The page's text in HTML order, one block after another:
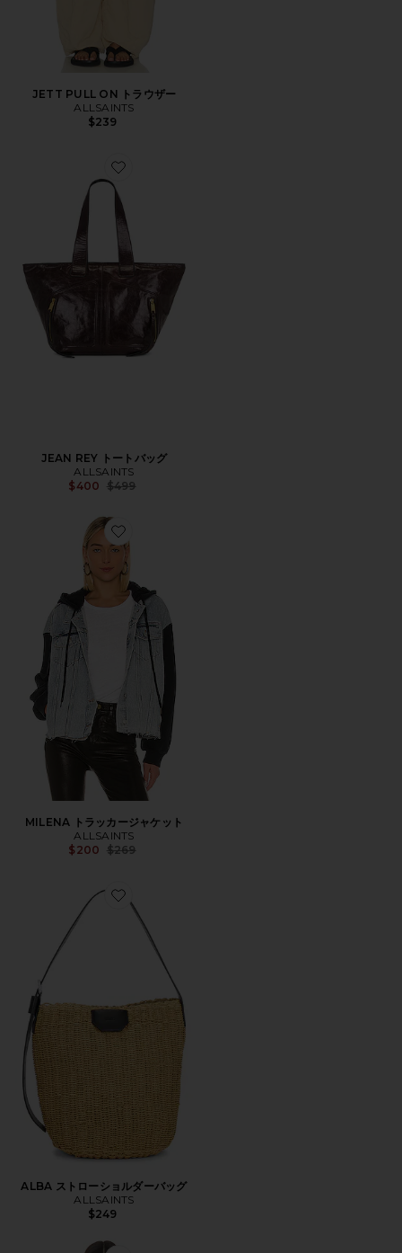
JETT PULL ON トラウザー
ALLSAINTS
$239
Favorite JEAN REY トートバッグ
JEAN REY トートバッグ
ALLSAINTS
$400 Previous price:
$499
Favorite MILENA トラッカージャケット
MILENA トラッカージャケット
ALLSAINTS
$200 Previous price:
$269
Favorite ALBA ストローショルダーバッグ
ALBA ストローショルダーバッグ
ALLSAINTS
$249